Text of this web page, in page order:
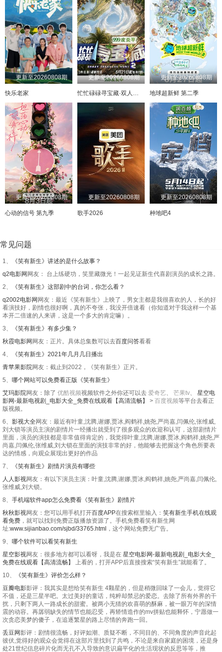
更新至20260808期
快乐老家
更新至20260808期
忙忙碌碌寻宝藏·双人成行季
更新至20260808期
地球超新鲜 第二季
更新至20260808期
心动的信号 第九季
更新至20260808期
歌手2026
更新至20260808期
种地吧4
常见问题
1、
《笑有新生》讲述的是什么故事？
q2电影网网友： 台上练硬功，笑里藏微光！一起见证新生代喜剧演员的成长之路。
2、
《笑有新生》这部剧中的台词，你怎么看？
q2002电影网网友：最近《笑有新生》上映了，男女主都是我很喜欢的人，长的好
看演技好，剧情也很好啊，真的不夸张，我没开倍速看（你知道对于我这样一个基
本开二倍速的人来讲，这是一个多大的肯定嘛）。
3、
《笑有新生》有多少集？
秋霞电影网网友：正片。具体总集数可以去百度问答看看
4、
《笑有新生》2021年几月几日播出
青苹果影院网友：截止到2022，《笑有新生》正片。
5、 哪个网站可以免费看正版《笑有新生》
艾玛影院网友：除了 优酷视频视频软件之外你还可以去 爱奇艺、 芒果tv、 星空电
影网-最新电视剧_电影大全_免费在线观看【高清流畅】 > 百度视频等平台去看正
版视频。
6、 影视大全网友：最近有叶童,沈腾,谢娜,贾冰,阎鹤祥,姚尧,严尚嘉,闫佩伦,张维威,
刘大锁等演员主演的剧情片一经播出就受到了很多观众的欢迎和认可，这部剧情片
里面，演员的演技都是非常值得肯定的，我觉得叶童,沈腾,谢娜,贾冰,阎鹤祥,姚尧,严
尚嘉,闫佩伦,张维威,刘大锁在里面的演技非常的好，他能够去把握这个角色所要表
达的情感，向观众展现出更好的作品
7、
《笑有新生》剧情片演员有哪些
人人影视网友：有以下演员主演：叶童,沈腾,谢娜,贾冰,阎鹤祥,姚尧,严尚嘉,闫佩伦,
张维威,刘大锁。
8、 手机端软件app怎么免费看《笑有新生》剧情片
秋秋影视网友：您可以用手机打开百度APP在搜索框里输入： 笑有新生手机在线观
看免费 ，就可以找到免费正版播放资源了。手机免费看笑有新生网
址:www.sijianbao.com/sjbd/33765.html ，这个网站免费无广告。
9、 哪个软件可以看笑有新生
星空影视网友：很多地方都可以看呀，我是在 星空电影网-最新电视剧_电影大全_
免费在线观看【高清流畅】
上看的，打开APP后直接搜索“笑有新生”就能看了。
10、
《笑有新生》评价怎么样？
豆瓣电影影评：我其实是想给笑有新生 4颗星的，但是稍微回味了一会儿，觉得它
不值，还是三星半吧。太过美好的童话，纯粹却禁忌的爱恋。去除了所有外界的干
扰，只剩下两人一路成长的甜蜜。被两小无猜的欢喜萌的酥麻，被一眼万年的深情
震的动容。再孱弱缺失的情节也能忍受，再矫情造作的mv拼贴也能释怀，宁愿做一
次贪恋美梦的傻子，在追逐繁星的路上尽情的奔跑一回。
丢豆网影评：剧情很流畅，好评如潮、质疑不断，不同目的、不同角度的声音此起
彼伏,觉得好的观众会觉得在这部片里找到了共鸣，不论是来自家庭的困境，还是身
处21世纪信息碎片化而无孔不入导致的意识扁平化的生活现状的反思等等，推